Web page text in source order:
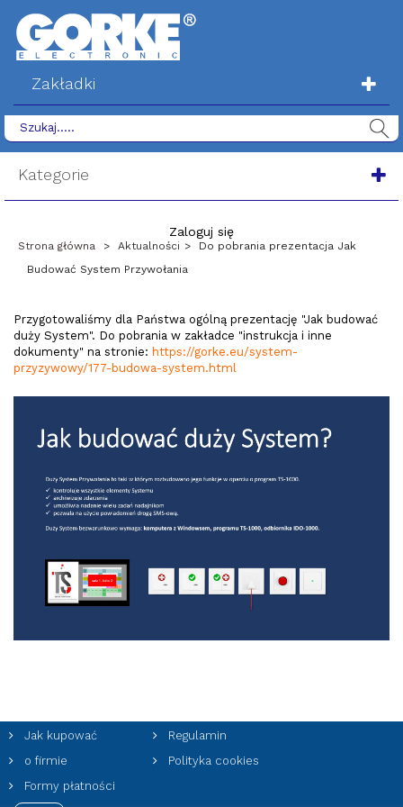
Zakładki
Kategorie
Zaloguj się
Strona główna > Aktualności >
Do pobrania prezentacja Jak
Budować System Przywołania
Przygotowaliśmy dla Państwa ogólną prezentację "Jak budować
duży System". Do pobrania w zakładce "instrukcja i inne
dokumenty" na stronie: https://gorke.eu/system-
przyzywowy/177-budowa-system.html
Jak kupować
o firmie
Formy płatności
Regulamin
Polityka cookies